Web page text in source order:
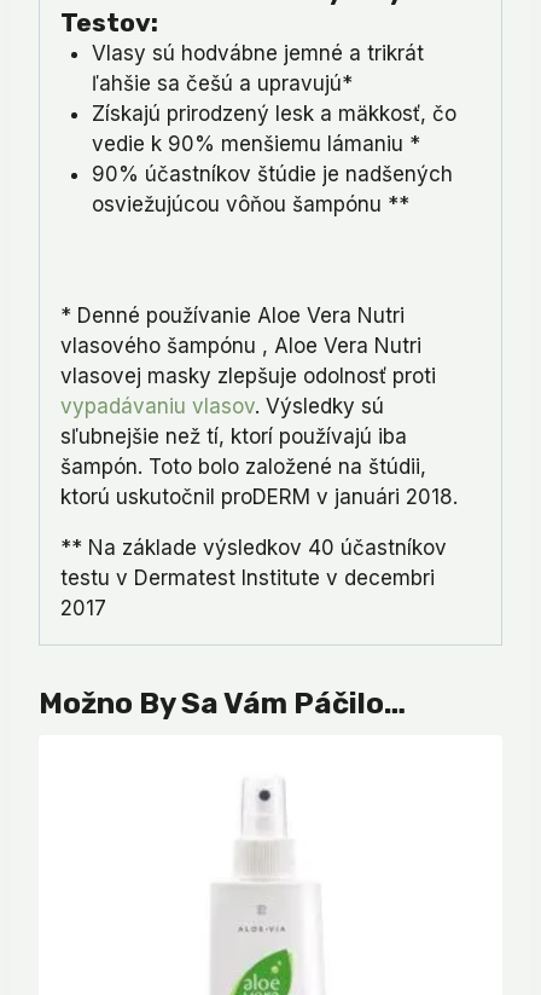
Testov:
Vlasy sú hodvábne jemné a trikrát
ľahšie sa češú a upravujú*
Získajú prirodzený lesk a mäkkosť, čo
vedie k 90% menšiemu lámaniu *
90% účastníkov štúdie je nadšených
osviežujúcou vôňou šampónu **
* Denné používanie Aloe Vera Nutri
vlasového šampónu , Aloe Vera Nutri
vlasovej masky zlepšuje odolnosť proti
vypadávaniu vlasov. Výsledky sú
sľubnejšie než tí, ktorí používajú iba
šampón. Toto bolo založené na štúdii,
ktorú uskutočnil proDERM v januári 2018.
** Na základe výsledkov 40 účastníkov
testu v Dermatest Institute v decembri
2017
Možno By Sa Vám Páčilo…